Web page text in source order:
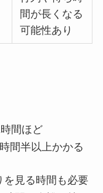
間が長くなる
可能性あり
間ほど
間半以上かかる
を見る時間も必要